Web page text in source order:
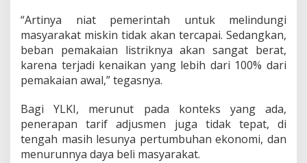
“Artinya niat pemerintah untuk melindungi
masyarakat miskin tidak akan tercapai. Sedangkan,
beban pemakaian listriknya akan sangat berat,
karena terjadi kenaikan yang lebih dari 100% dari
pemakaian awal,” tegasnya.
Bagi YLKI, merunut pada konteks yang ada,
penerapan tarif adjusmen juga tidak tepat, di
tengah masih lesunya pertumbuhan ekonomi, dan
menurunnya daya beli masyarakat.